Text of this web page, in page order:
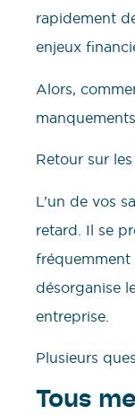
rapidement
enjeux
Alors,
Retour sur
L’un de vos
retard. Il se
fréquemment
désorganise
entreprise.
Plusieurs
Tous